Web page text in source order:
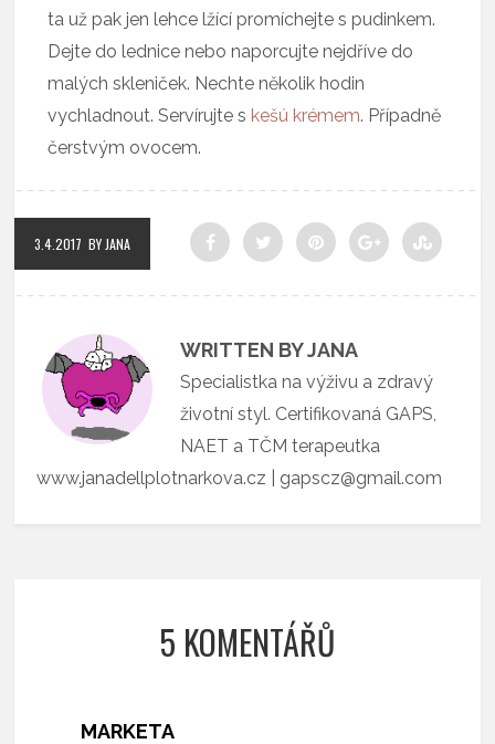
ta už pak jen lehce lžící promíchejte s pudinkem.
Dejte do lednice nebo naporcujte nejdříve do
malých skleniček. Nechte několik hodin
vychladnout. Servírujte s kešú krémem. Případně
čerstvým ovocem.
3.4.2017 BY JANA
WRITTEN BY JANA
Specialistka na výživu a zdravý
životní styl. Certifikovaná GAPS,
NAET a TČM terapeutka
www.janadellplotnarkova.cz | gapscz@gmail.com
5 KOMENTÁŘŮ
MARKETA